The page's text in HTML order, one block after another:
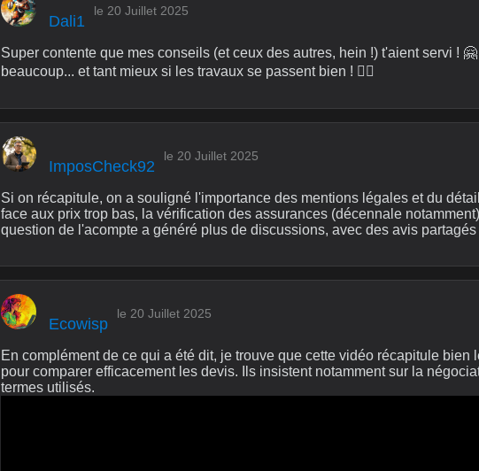
Dali1
le 20 Juillet 2025
Super contente que mes conseils (et ceux des autres, hein !) t'aient servi !
beaucoup... et tant mieux si les travaux se passent bien ! 👍🏻
ImposCheck92
le 20 Juillet 2025
Si on récapitule, on a souligné l'importance des mentions légales et du
face aux prix trop bas, la vérification des assurances (décennale
question de l'acompte a généré plus de discussions, avec des avis
Ecowisp
le 20 Juillet 2025
En complément de ce qui a été dit, je trouve que cette vidéo récapitule bien
pour comparer efficacement les devis. Ils insistent notamment sur la
termes utilisés.